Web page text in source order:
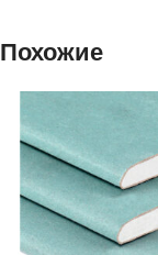
Похожие